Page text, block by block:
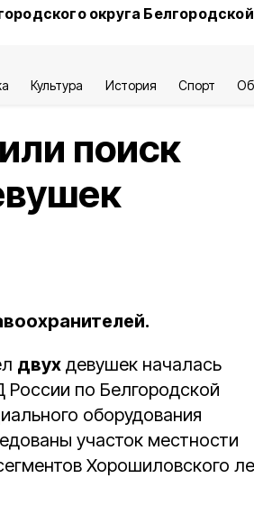
округа Белгородской
Культура История Спорт
поиск
двух девушек началась
по Белгородской
оборудования
участок местности
Хорошиловского